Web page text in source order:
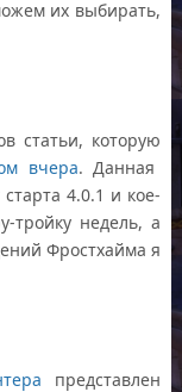
их выбирать,
статьи, которую
вчера. Данная
4.0.1 и кое-
тройку недель, а
Фростхайма я
представлен